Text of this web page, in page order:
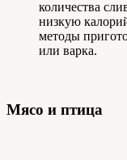
количества
низкую
методы
или варка.
Мясо и птица